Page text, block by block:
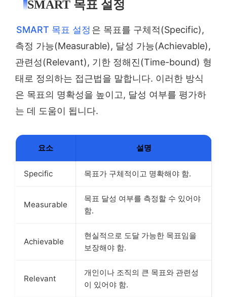
SMART 목표 설정
SMART 목표 설정 은 목표를 구체적(Specific),
측정 가능(Measurable), 달성 가능(Achievable),
관련성(Relevant), 기한 정해진(Time-bound) 형
태로 정의하는 접근법을 말합니다. 이러한 방식
은 목표의 명확성을 높이고, 달성 여부를 평가하
는 데 도움이 됩니다.
요소 설명
Specific 목표가 구체적이고 명확해야 함.
Measurable
목표 달성 여부를 측정할 수 있어야
함.
Achievable
현실적으로 도달 가능한 목표임을
보장해야 함.
Relevant
개인이나 조직의 큰 목표와 관련성
이 있어야 함.